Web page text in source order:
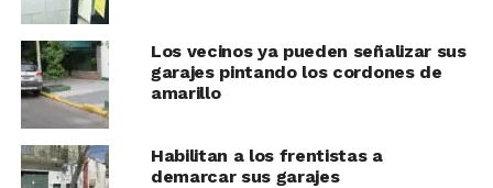
Los vecinos ya pueden señalizar sus
garajes pintando los cordones de
amarillo
Habilitan a los frentistas a
demarcar sus garajes